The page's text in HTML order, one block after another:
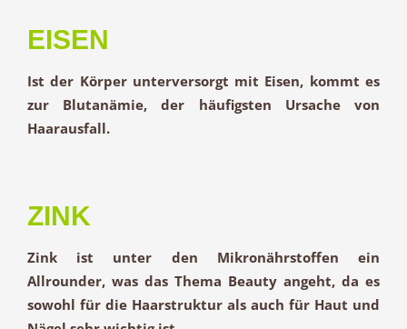
EISEN
Ist der Körper unterversorgt mit Eisen, kommt es
zur Blutanämie, der häufigsten Ursache von
Haarausfall.
ZINK
Zink ist unter den Mikronährstoffen ein
Allrounder, was das Thema Beauty angeht, da es
sowohl für die Haarstruktur als auch für Haut und